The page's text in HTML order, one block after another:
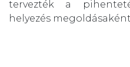
tervezték a
helyezés